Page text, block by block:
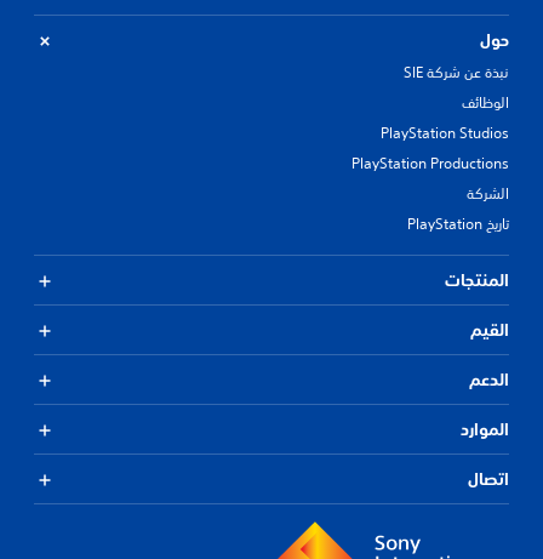
حول
نبذة عن شركة SIE
الوظائف
PlayStation Studios
PlayStation Productions
الشركة
تاريخ PlayStation
المنتجات
القيم
الدعم
الموارد
اتصال